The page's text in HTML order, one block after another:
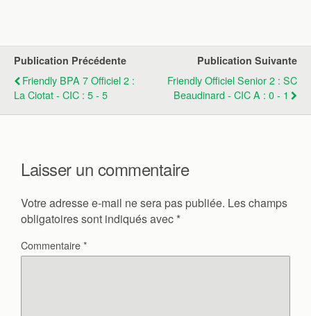
Publication Précédente
Friendly BPA 7 Officiel 2 :
La Ciotat - CIC : 5 - 5
Publication Suivante
Friendly Officiel Senior 2 : SC
Beaudinard - CIC A : 0 - 1
Laisser un commentaire
Votre adresse e-mail ne sera pas publiée. Les champs
obligatoires sont indiqués avec *
Commentaire*